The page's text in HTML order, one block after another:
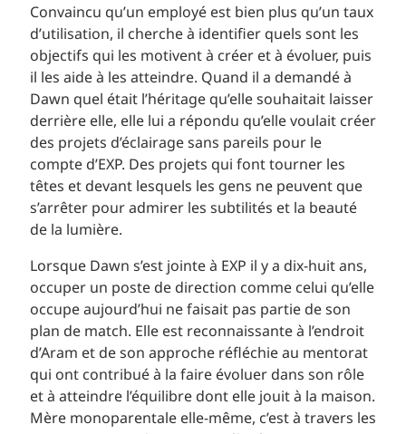
Convaincu qu’un employé est bien plus qu’un taux
d’utilisation, il cherche à identifier quels sont les
objectifs qui les motivent à créer et à évoluer, puis
il les aide à les atteindre. Quand il a demandé à
Dawn quel était l’héritage qu’elle souhaitait laisser
derrière elle, elle lui a répondu qu’elle voulait créer
des projets d’éclairage sans pareils pour le
compte d’EXP. Des projets qui font tourner les
têtes et devant lesquels les gens ne peuvent que
s’arrêter pour admirer les subtilités et la beauté
de la lumière.
Lorsque Dawn s’est jointe à EXP il y a dix-huit ans,
occuper un poste de direction comme celui qu’elle
occupe aujourd’hui ne faisait pas partie de son
plan de match. Elle est reconnaissante à l’endroit
d’Aram et de son approche réfléchie au mentorat
qui ont contribué à la faire évoluer dans son rôle
et à atteindre l’équilibre dont elle jouit à la maison.
Mère monoparentale elle-même, c’est à travers les